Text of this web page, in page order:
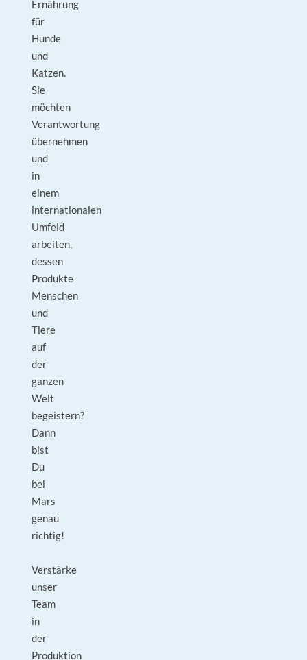
Ernährung
für
Hunde
und
Katzen.
Sie
möchten
Verantwortung
übernehmen
und
in
einem
internationalen
Umfeld
arbeiten,
dessen
Produkte
Menschen
und
Tiere
auf
der
ganzen
Welt
begeistern?
Dann
bist
Du
bei
Mars
genau
richtig!
Verstärke
unser
Team
in
der
Produktion